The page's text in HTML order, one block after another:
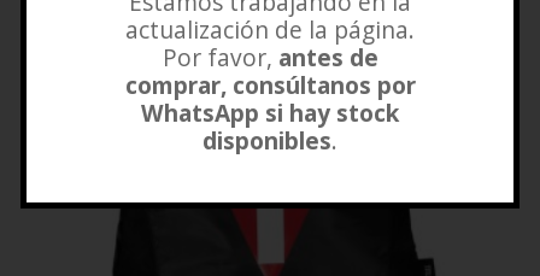
actualización de la página.
Por favor, antes de
comprar, consúltanos por
WhatsApp si hay stock
disponibles.